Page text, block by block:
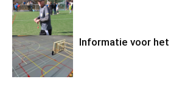
Informatie voor